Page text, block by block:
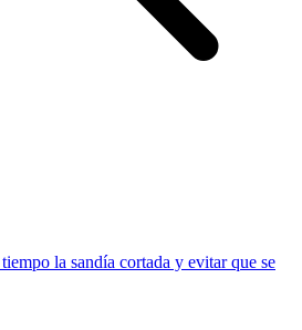
la sandía cortada y evitar que se